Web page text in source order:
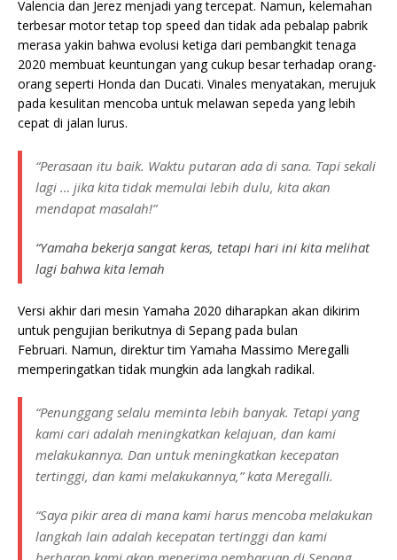
Valencia dan Jerez menjadi yang tercepat. Namun, kelemahan
terbesar motor tetap top speed dan tidak ada pebalap pabrik
merasa yakin bahwa evolusi ketiga dari pembangkit tenaga
2020 membuat keuntungan yang cukup besar terhadap orang-
orang seperti Honda dan Ducati. Vinales menyatakan, merujuk
pada kesulitan mencoba untuk melawan sepeda yang lebih
cepat di jalan lurus.
“Perasaan itu baik. Waktu putaran ada di sana. Tapi sekali
lagi … jika kita tidak memulai lebih dulu, kita akan
mendapat masalah!”
“Yamaha bekerja sangat keras, tetapi hari ini kita melihat
lagi bahwa kita lemah
Versi akhir dari mesin Yamaha 2020 diharapkan akan dikirim
untuk pengujian berikutnya di Sepang pada bulan
Februari. Namun, direktur tim Yamaha Massimo Meregalli
memperingatkan tidak mungkin ada langkah radikal.
“Penunggang selalu meminta lebih banyak. Tetapi yang
kami cari adalah meningkatkan kelajuan, dan kami
melakukannya. Dan untuk meningkatkan kecepatan
tertinggi, dan kami melakukannya,” kata Meregalli.
“Saya pikir area di mana kami harus mencoba melakukan
langkah lain adalah kecepatan tertinggi dan kami